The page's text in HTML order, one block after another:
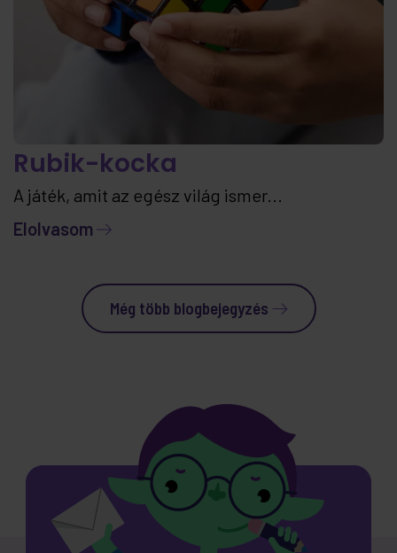
Rubik-kocka
A játék, amit az egész világ ismer...
Elolvasom
Még több blogbejegyzés